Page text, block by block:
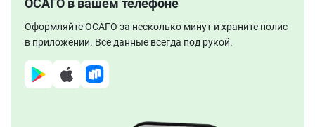
ОСАГО в вашем телефоне
Оформляйте ОСАГО за несколько минут и храните полис
в приложении. Все данные всегда под рукой.